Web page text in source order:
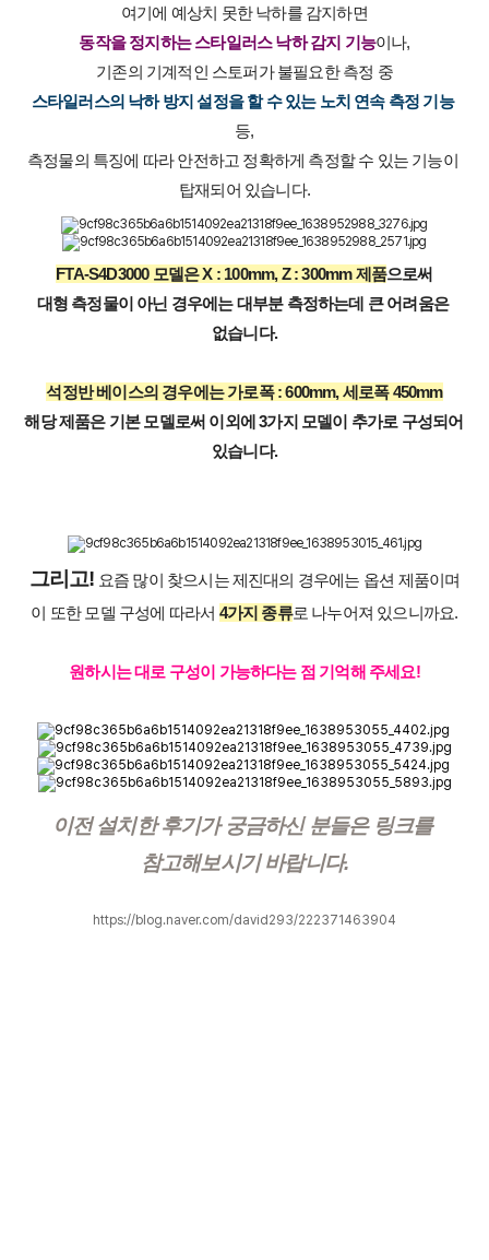
여기에 예상치 못한 낙하를 감지하면
동작을 정지하는 스타일러스 낙하 감지 기능이나,
기존의 기계적인 스토퍼가 불필요한 측정 중
스타일러스의 낙하 방지 설정을 할 수 있는 노치 연속 측정 기능
등,
측정물의 특징에 따라 안전하고 정확하게 측정할 수 있는 기능이
탑재되어 있습니다.
FTA-S4D3000 모델은 X : 100mm, Z : 300mm 제품으로써
대형 측정물이 아닌 경우에는 대부분 측정하는데 큰 어려움은
없습니다.
석정반 베이스의 경우에는 가로폭 : 600mm, 세로폭 450mm
해당 제품은 기본 모델로써 이외에 3가지 모델이 추가로 구성되어
있습니다.
그리고! 요즘 많이 찾으시는 제진대의 경우에는 옵션 제품이며
이 또한 모델 구성에 따라서 4가지 종류로 나누어져 있으니까요.
원하시는 대로 구성이 가능하다는 점 기억해 주세요!
이전 설치한 후기가 궁금하신 분들은 링크를
참고해보시기 바랍니다.
https://blog.naver.com/david293/222371463904